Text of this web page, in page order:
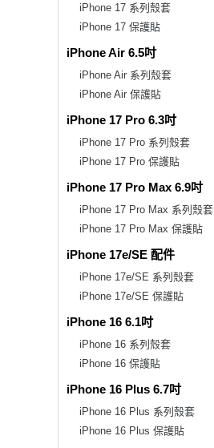
iPhone 17 系列殼套
iPhone 17 保護貼
iPhone Air 6.5吋
iPhone Air 系列殼套
iPhone Air 保護貼
iPhone 17 Pro 6.3吋
iPhone 17 Pro 系列殼套
iPhone 17 Pro 保護貼
iPhone 17 Pro Max 6.9吋
iPhone 17 Pro Max 系列殼套
iPhone 17 Pro Max 保護貼
iPhone 17e/SE 配件
iPhone 17e/SE 系列殼套
iPhone 17e/SE 保護貼
iPhone 16 6.1吋
iPhone 16 系列殼套
iPhone 16 保護貼
iPhone 16 Plus 6.7吋
iPhone 16 Plus 系列殼套
iPhone 16 Plus 保護貼